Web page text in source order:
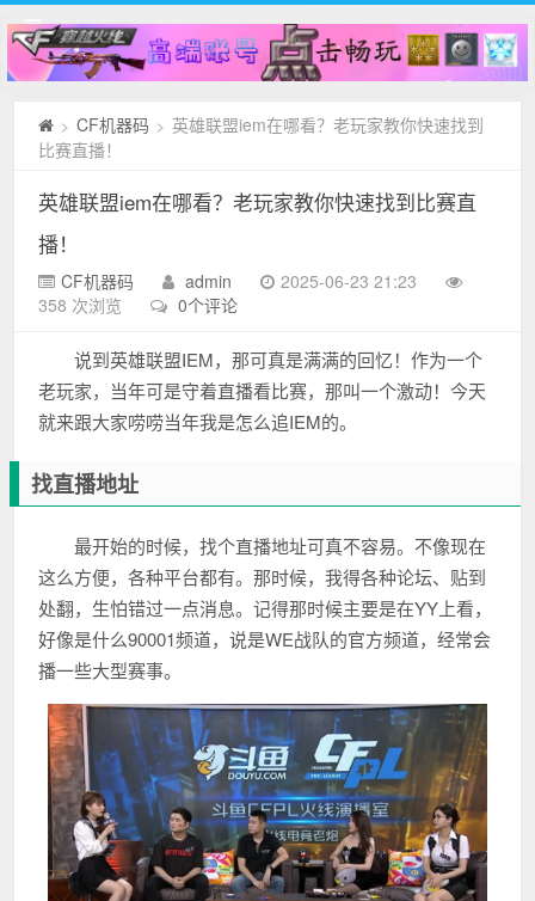
> CF机器码 > 英雄联盟iem在哪看？老玩家教你快速找到
比赛直播！
英雄联盟iem在哪看？老玩家教你快速找到比赛直
播！
CF机器码 admin
2025-06-23 21:23
358 次浏览
0个评论
说到英雄联盟IEM，那可真是满满的回忆！作为一个
老玩家，当年可是守着直播看比赛，那叫一个激动！今天
就来跟大家唠唠当年我是怎么追IEM的。
找直播地址
最开始的时候，找个直播地址可真不容易。不像现在
这么方便，各种平台都有。那时候，我得各种论坛、贴到
处翻，生怕错过一点消息。记得那时候主要是在YY上看，
好像是什么90001频道，说是WE战队的官方频道，经常会
播一些大型赛事。